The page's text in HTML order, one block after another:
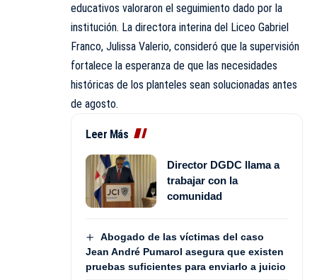
educativos valoraron el seguimiento dado por la
institución. La directora interina del Liceo Gabriel
Franco, Julissa Valerio, consideró que la supervisión
fortalece la esperanza de que las necesidades
históricas de los planteles sean solucionadas antes
de agosto.
Leer Más
Director DGDC llama a
trabajar con la
comunidad
Abogado de las víctimas del caso
Jean André Pumarol asegura que existen
pruebas suficientes para enviarlo a juicio